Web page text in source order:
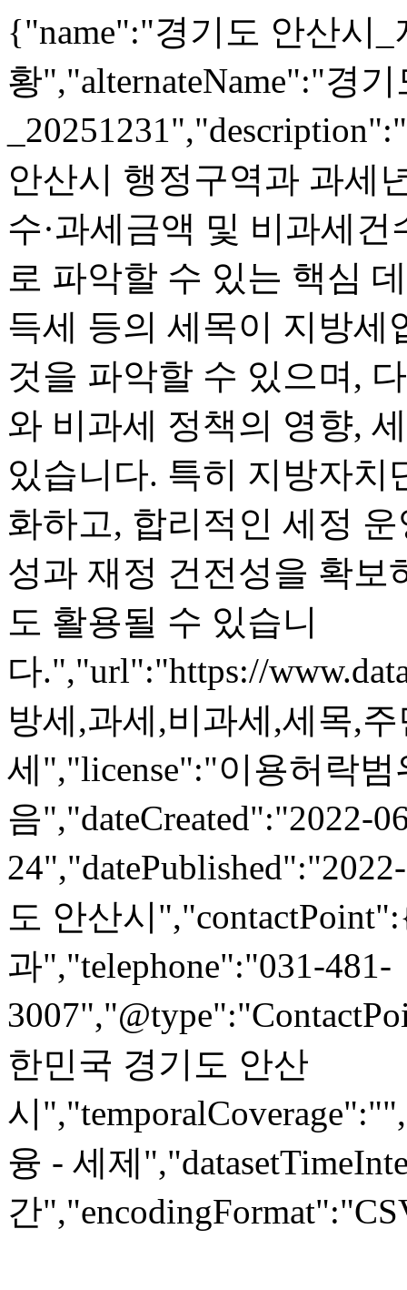
{"name":"경기도 안산시
황","alternateName":"경
안산시 행정구역과 과세
수·과세금액 및 비과세
로 파악할 수 있는 핵심
득세 등의 세목이 지방세
것을 파악할 수 있으며,
와 비과세 정책의 영향,
있습니다. 특히 지방자치
화하고, 합리적인 세정
성과 재정 건전성을 확보
도 활용될 수 있습니
다.","url":"https://
방세,과세,비과세,세목,
세","license":"이용허락범
음","dateCreated":"2022-
도 안산시
과","telephone":"031-481-
한민국 경기도 안산
시
융 - 세제
간